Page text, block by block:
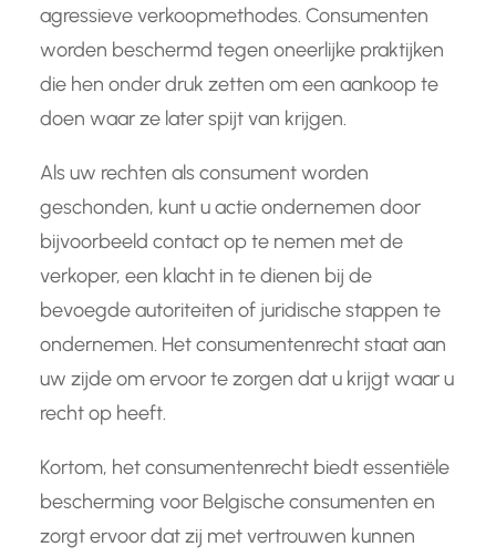
agressieve verkoopmethodes. Consumenten
worden beschermd tegen oneerlijke praktijken
die hen onder druk zetten om een aankoop te
doen waar ze later spijt van krijgen.
Als uw rechten als consument worden
geschonden, kunt u actie ondernemen door
bijvoorbeeld contact op te nemen met de
verkoper, een klacht in te dienen bij de
bevoegde autoriteiten of juridische stappen te
ondernemen. Het consumentenrecht staat aan
uw zijde om ervoor te zorgen dat u krijgt waar u
recht op heeft.
Kortom, het consumentenrecht biedt essentiële
bescherming voor Belgische consumenten en
zorgt ervoor dat zij met vertrouwen kunnen